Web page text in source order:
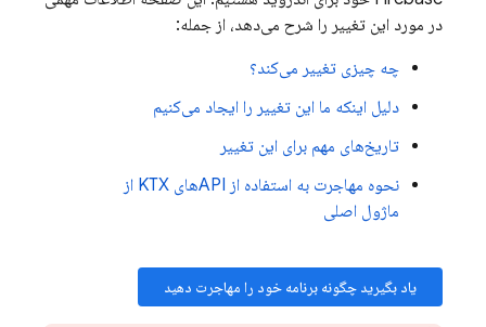
در مورد این تغییر را شرح می‌دهد، از جمله:
چه چیزی تغییر می‌کند؟
دلیل اینکه ما این تغییر را ایجاد می‌کنیم
تاریخ‌های مهم برای این تغییر
نحوه مهاجرت به استفاده از APIهای KTX از
ماژول اصلی
یاد بگیرید چگونه برنامه خود را مهاجرت دهید